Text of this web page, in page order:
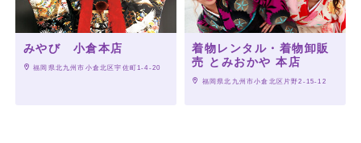
みやび 小倉本店
福岡県北九州市小倉北区宇佐町1-4-20
着物レンタル・着物卸販
売 とみおかや 本店
福岡県北九州市小倉北区片野2-15-12